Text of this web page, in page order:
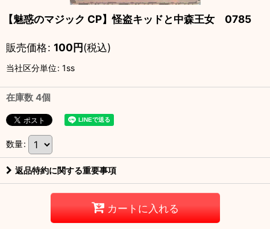
【魅惑のマジック CP】怪盗キッドと中森王女 0785
販売価格: 100円(税込)
当社区分単位: 1ss
在庫数 4個
数量:
返品特約に関する重要事項
カートに入れる